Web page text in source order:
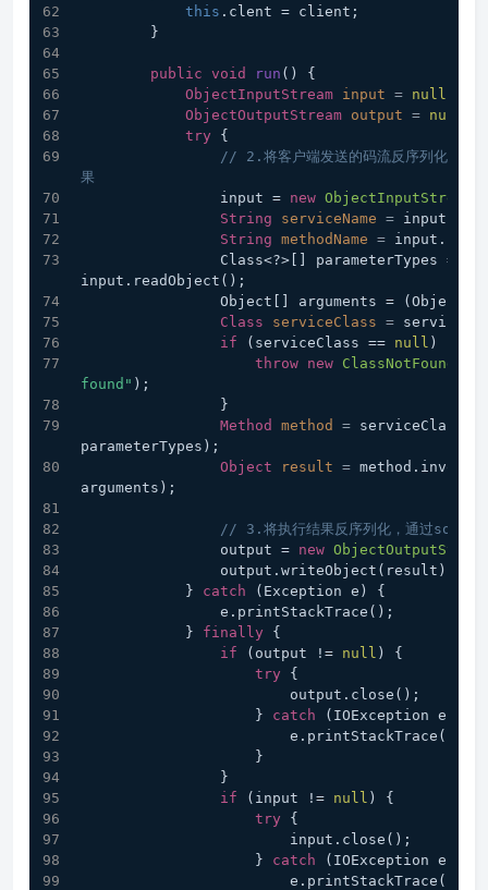
this .clent = client;
        }
public void run ()
{
ObjectInputStream input = null
ObjectOutputStream output = null
try {
// 2.将客户端发送的码流反序列化成对
果
                input =
new ObjectInputStream
String
serviceName =
String methodName =
input.readObject();
Object[] arguments =
Class
serviceClass =
if (serviceClass == null ) {
throw new
found" );
                }
Method
method =
parameterTypes);
Object
result =
arguments);
// 3.将执行结果反序列化，通过socket
                output =
new
                output.writeObject(result);
            }
catch (Exception e) {
                e.printStackTrace();
            }
finally {
if (output != null ) {
try {
                        output.close();
                    }
catch (IOException e) {
                        e.printStackTrace();
                    }
                }
if (input != null ) {
try {
                        input.close();
                    }
catch (IOException e) {
                        e.printStackTrace();